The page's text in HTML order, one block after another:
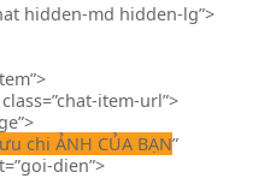
hidden-md hidden-lg”>
item-url”>
chi ẢNH CỦA BẠN”
dien”>